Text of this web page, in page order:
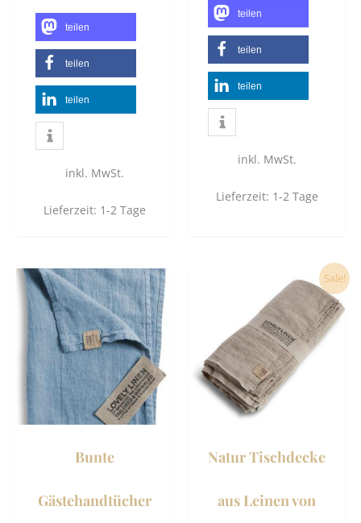
teilen
teilen
teilen
inkl. MwSt.
Lieferzeit: 1-2 Tage
teilen
teilen
teilen
inkl. MwSt.
Lieferzeit: 1-2 Tage
Bunte
Gästehandtücher
Dieses
Produkt
weist
mehrere
Varianten
auf.
Die
Optionen
Produktseite
Sale!
Natur Tischdecke
aus Leinen von
weist